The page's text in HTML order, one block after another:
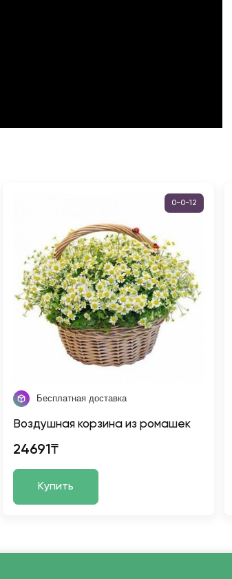
0-0-12
Бесплатная доставка
Воздушная корзина из ромашек
24691₸
Купить